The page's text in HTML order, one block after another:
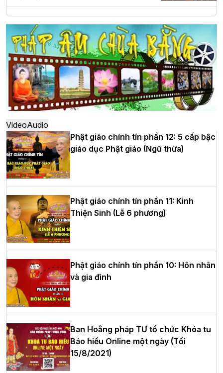
Hà Nội: Long trọng lễ khởi công xây
dựng Trung tâm văn hóa Phật giáo Thủ
đô
Hà Nội: Ngày tu học cuối cùng khép lại
khóa sinh hoạt Phật pháp mùa hè lần
thứ XIV tại chùa Bằng
Học yêu thương trong ngày tu tập thứ
tư của Khóa sinh hoạt Phật pháp mùa
hè tại chùa Bằng
HT.Thích Thọ Lạc được suy cử làm tân
Trưởng BTS GHPGVN tỉnh Nghệ An
Hòa thượng Thích Quảng Tùng tái đắc
cử Trưởng BTS GHPGVN thành phố Hải
Phòng nhiệm kỳ 2026 – 2031
Thượng tọa Thích Tâm Chính được suy
VideoAudio
Phật giáo chính tín phần 12: 5 cấp bậc
giáo dục Phật giáo (Ngũ thừa)
Phật giáo chính tín phần 11: Kinh
Thiện Sinh (Lễ 6 phương)
Phật giáo chính tín phần 10: Hôn nhân
và gia đình
Ban Hoằng pháp TƯ tổ chức Khóa tu
Báo hiếu Online một ngày (Tối
15/8/2021)